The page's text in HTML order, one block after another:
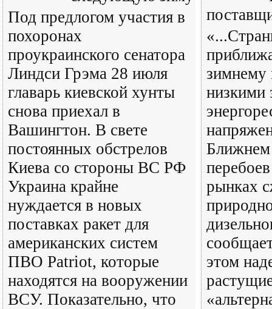
Под предлогом участия в
похоронах
проукраинского сенатора
Линдси Грэма 28 июля
главарь киевской хунты
снова приехал в
Вашингтон. В свете
постоянных обстрелов
Киева со стороны ВС РФ
Украина крайне
нуждается в новых
поставках ракет для
американских систем
ПВО Patriot, которые
находятся на вооружении
ВСУ. Показательно, что
зимнему
низкими
Ближнем
рынках
этом